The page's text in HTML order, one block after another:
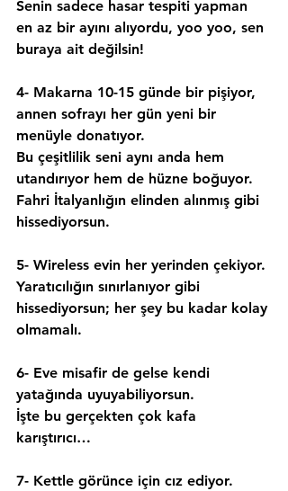
Senin sadece hasar tespiti yapman
en az bir ayını alıyordu, yoo yoo, sen
buraya ait değilsin!
4- Makarna 10-15 günde bir pişiyor,
annen sofrayı her gün yeni bir
menüyle donatıyor.
Bu çeşitlilik seni aynı anda hem
utandırıyor hem de hüzne boğuyor.
Fahri İtalyanlığın elinden alınmış gibi
hissediyorsun.
5- Wireless evin her yerinden çekiyor.
Yaratıcılığın sınırlanıyor gibi
hissediyorsun; her şey bu kadar kolay
olmamalı.
6- Eve misafir de gelse kendi
yatağında uyuyabiliyorsun.
İşte bu gerçekten çok kafa
karıştırıcı…
7- Kettle görünce için cız ediyor.